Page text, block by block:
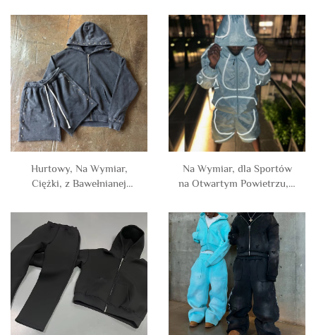
nadrukowany, ciężki
sweter z kapturem i dresy,
garnitur dresowy dla
mężczyzn
wypłukaniem kwasowym,
z zamkiem błyskawicznym
i kryształkami, dres z
bluzą z kapturem i
spodniami dresowymi dla
mężczyzn
Hurtowy, Na Wymiar,
Ciężki, z Bawełnianej
Kamieniem, Przemyty
Kwasem, Krótki,
Prostokątny, z Cynzdrą,
Bluza z Kapturem i
Krótkie Spodenki, Zestaw
Na Wymiar, dla Sportów
na Otwartym Powietrzu, z
Cynzdrą, Odblaskowa
Kurtka Przeciwdeszczowa
z Nylonu i Spodenki,
Zestaw dla Mężczyzn